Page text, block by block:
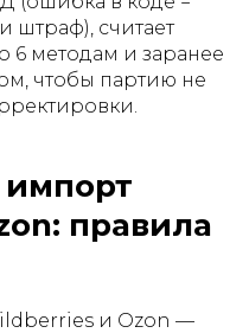
считает
6 методам и заранее
чтобы партию не
правила
и Ozon —